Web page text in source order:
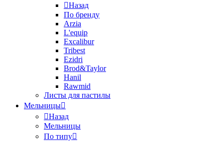
Назад
По бренду
Arzia
L'equip
Excalibur
Tribest
Ezidri
Brod&Taylor
Hanil
Rawmid
Листы для пастилы
Мельницы
Назад
Мельницы
По типу